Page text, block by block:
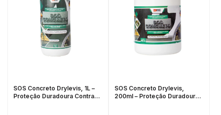
SOS Concreto Drylevis, 1L –
Proteção Duradoura Contra
SOS Concreto Drylevis,
200ml – Proteção Duradoura